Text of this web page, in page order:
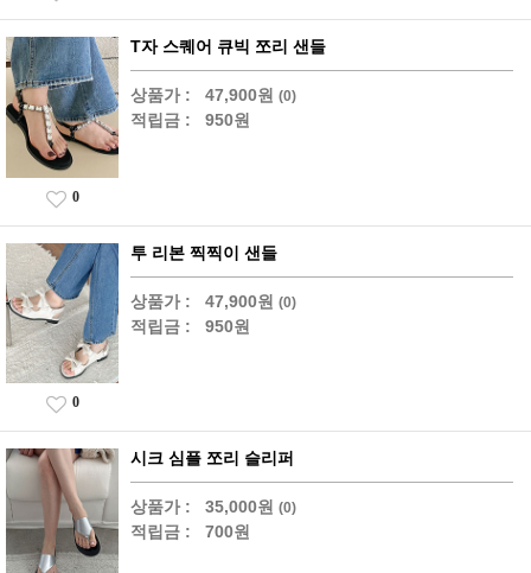
T자 스퀘어 큐빅 쪼리 샌들
상품가 : 47,900원 (0)
적립금 : 950원
0
투 리본 찍찍이 샌들
상품가 : 47,900원 (0)
적립금 : 950원
0
시크 심플 쪼리 슬리퍼
상품가 : 35,000원 (0)
적립금 : 700원